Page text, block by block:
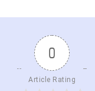
0
Article Rating